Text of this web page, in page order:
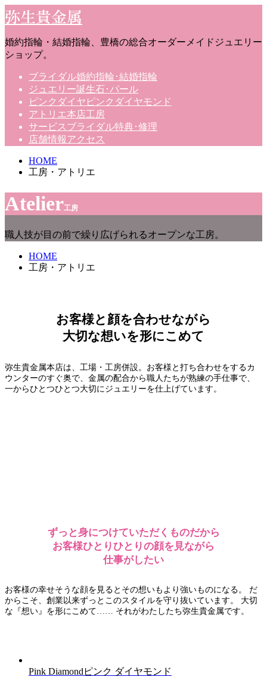
弥生貴金属
婚約指輪・結婚指輪、豊橋の総合オーダーメイドジュエリー
ショップ。
ブライダル婚約指輪･結婚指輪
ジュエリー誕生石･パール
ピンクダイヤ ピンクダイヤモンド
アトリエ本店工房
サービス ブライダル特典･修理
店舗情報アクセス
HOME
工房・アトリエ
Atelier工房
職人技が目の前で繰り広げられるオープンな工房。
HOME
工房・アトリエ
お客様と顔を合わせながら
大切な想いを形にこめて
弥生貴金属本店は、工場・工房併設。お客様と打ち合わせをするカ
ウンターのすぐ奥で、金属の配合から職人たちが熟練の手仕事で、
一からひとつひとつ大切にジュエリーを仕上げています。
ずっと身につけていただくものだから
お客様ひとりひとりの顔を見ながら
仕事がしたい
お客様の幸せそうな顔を見るとその想いもより強いものになる。 だ
からこそ、創業以来ずっとこのスタイルを守り抜いています。 大切
な『想い』を形にこめて…… それがわたしたち弥生貴金属です。
Pink Diamond ピンク ダイヤモンド